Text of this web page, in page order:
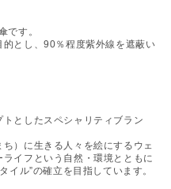
です。
とし、90％程度紫外線を遮蔽い
トとしたスペシャリティブラン
）に生きる人々を絵にするウェ
イフという自然・環境とともに
イル”の確立を目指しています。